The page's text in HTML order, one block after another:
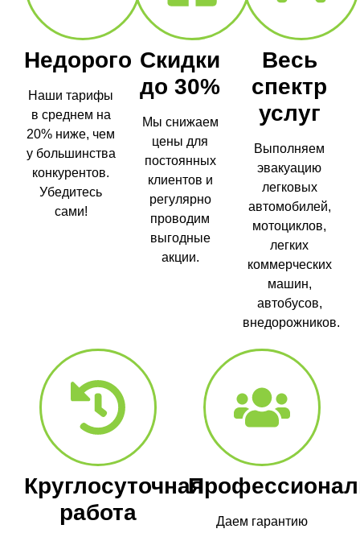
Недорого
Наши тарифы
в среднем на
20% ниже, чем
у большинства
конкурентов.
Убедитесь
сами!
Скидки
до 30%
Мы снижаем
цены для
постоянных
клиентов и
регулярно
проводим
выгодные
акции.
Весь
спектр
услуг
Выполняем
эвакуацию
легковых
автомобилей,
мотоциклов,
легких
коммерческих
машин,
автобусов,
внедорожников.
Круглосуточная
работа
Даем гарантию